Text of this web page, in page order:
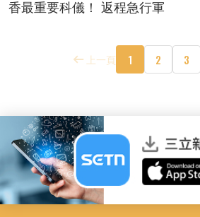
香最重要科儀！ 返程急行軍
上一頁 1 2 3